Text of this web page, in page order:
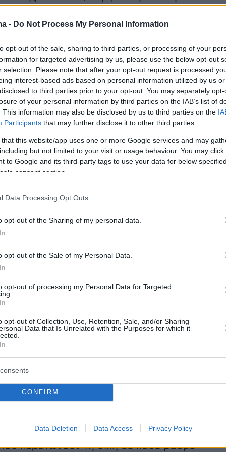
- Do Not Process My Personal Information
opt-out of the sale, sharing to third parties, or processing of your
for targeted advertising by us, please use the below opt-out
selection. Please note that after your opt-out request is processed
interest-based ads based on personal information utilized by us
to third parties prior to your opt-out. You may separately
of your personal information by third parties on the IAB’s list of
This information may also be disclosed by us to third parties on the
Participants that may further disclose it to other third parties.
that this website/app uses one or more Google services and may
but not limited to your visit or usage behaviour. You may
to Google and its third-party tags to use your data for below
consent section.
Data Processing Opt Outs
opt-out of the Sharing of my personal data.
opt-out of the Sale of my Personal Data.
opt-out of processing my Personal Data for Targeted
opt-out of Collection, Use, Retention, Sale, and/or Sharing
Data that Is Unrelated with the Purposes for which it
CONFIRM
Data Deletion Data Access Privacy Policy
δημοσιεύονται πλέον από τους
σήμερα απαιτούνται 300 ημέρες.
του ΚΠολΔ, η εφαρμογή του οποίου θα
το νέο δικαστικό έτος, δηλαδή από 16
του 2025, αφορά τη συντριπτική πλειονότητα
που απασχολούν τα δικαστήρια, όπως
διαφορές, αποζημιώσεις,
διαζύγια, οικογενειακές διαφορές
κληρονομικά, διαθήκες κ.λπ.
χρόνου να πιάσει τα στατιστικά δεδομένα
της Ευρώπης
των αποφάσεων, έτσι ώστε μέσα σε 8 μήνες
κατάθεσης να συζητούνται οι αγωγές και
ημέρες, σε χρόνο λιγότερο από δύο χρόνια,
τελεσίδικες αποφάσεις. Με άλλα λόγια,
τελεσίδικες αποφάσεις σχεδόν στον μισό
που απαιτείται σήμερα.
ότιτελεσίδικεςείναι οι αποφάσεις που
Αρείου Πάγου), ενώοριστικές
είναι οι
περατώνουν τη δίκη σε κάθε βαθμό